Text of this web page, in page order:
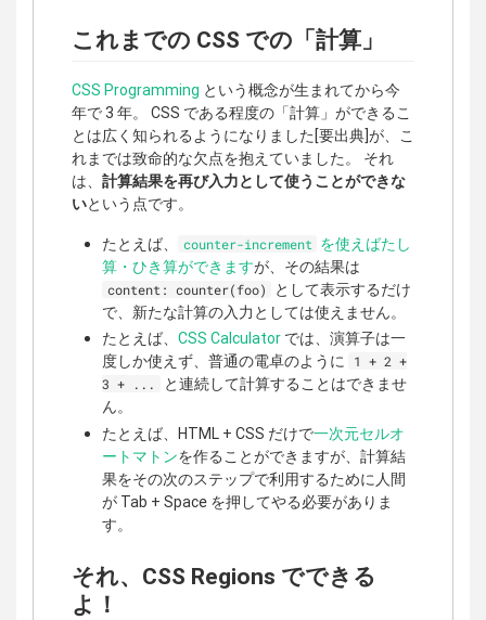
これまでの CSS での「計算」
CSS Programming という概念が生まれてから今
年で 3 年。 CSS である程度の「計算」ができるこ
とは広く知られるようになりました[要出典]が、こ
れまでは致命的な欠点を抱えていました。 それ
は、 計算結果を再び入力として使うことができな
いという点です。
たとえば、 counter-increment を使えばたし
算・ひき算ができますが、その結果は
content: counter(foo)
として表示するだけ
で、新たな計算の入力としては使えません。
たとえば、 CSS Calculator では、演算子は一
度しか使えず、普通の電卓のように
1 + 2 +
3 + ...
と連続して計算することはできませ
ん。
たとえば、HTML + CSS だけで一次元セルオ
ートマトンを作ることができますが、計算結
果をその次のステップで利用するために人間
が Tab + Space を押してやる必要がありま
す。
それ、CSS Regions でできる
よ！